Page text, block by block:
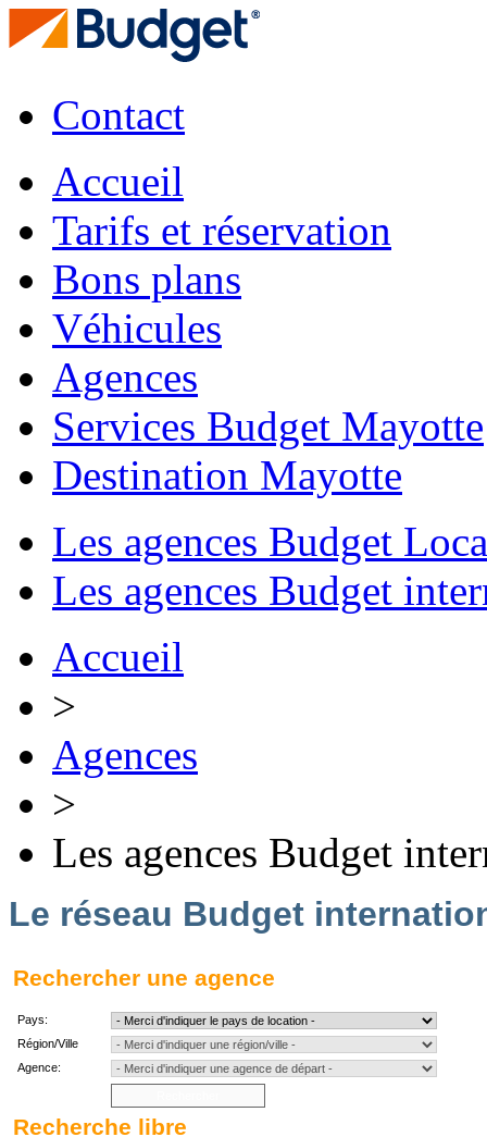
Contact
Accueil
Tarifs et réservation
Bons plans
Véhicules
Agences
Services Budget Mayotte
Destination Mayotte
Les agences Budget
Les agences Budget
Accueil
>
Agences
>
Les agences Budget